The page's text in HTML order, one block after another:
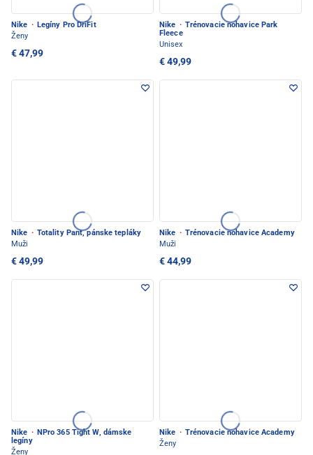
Nike · Legíny Pro DriFit
Ženy
€ 47,99
Nike · Trénovacie nohavice Park
Fleece
Unisex
€ 49,99
Nike · Totality Pant, pánske tepláky
Muži
€ 49,99
Nike · Trénovacie nohavice Academy
Muži
€ 44,99
Nike · NPro 365 Tight W, dámske
legíny
Ženy
Nike · Trénovacie nohavice Academy
Ženy